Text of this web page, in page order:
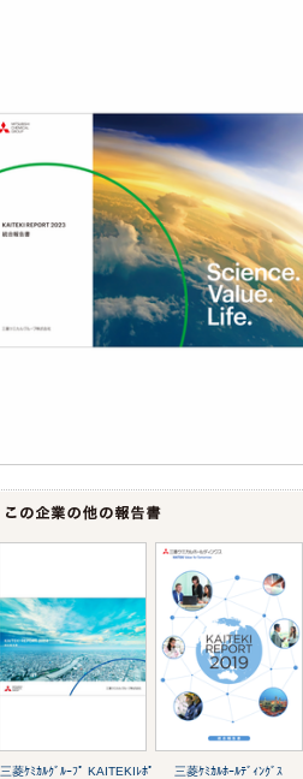
三菱ｹﾐｶﾙｸﾞﾙｰﾌﾟ KAITEKIﾚﾎﾟ
三菱ｹﾐｶﾙﾎｰﾙﾃﾞｨﾝｸﾞｽ